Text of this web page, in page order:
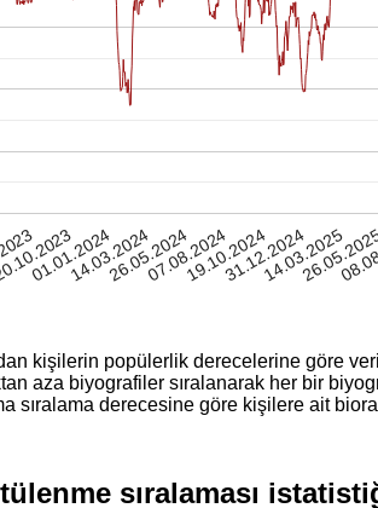
01.01.2024
14.03.2024
26.05.2024
07.08.2024
19.10.2024
31.12.2024
14.03.2025
kişilerin popülerlik derecelerine göre
aza biyografiler sıralanarak her bir
sıralama derecesine göre kişilere ait
sıralaması